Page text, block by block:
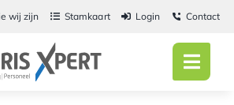
wij zijn Stamkaart Login Contact